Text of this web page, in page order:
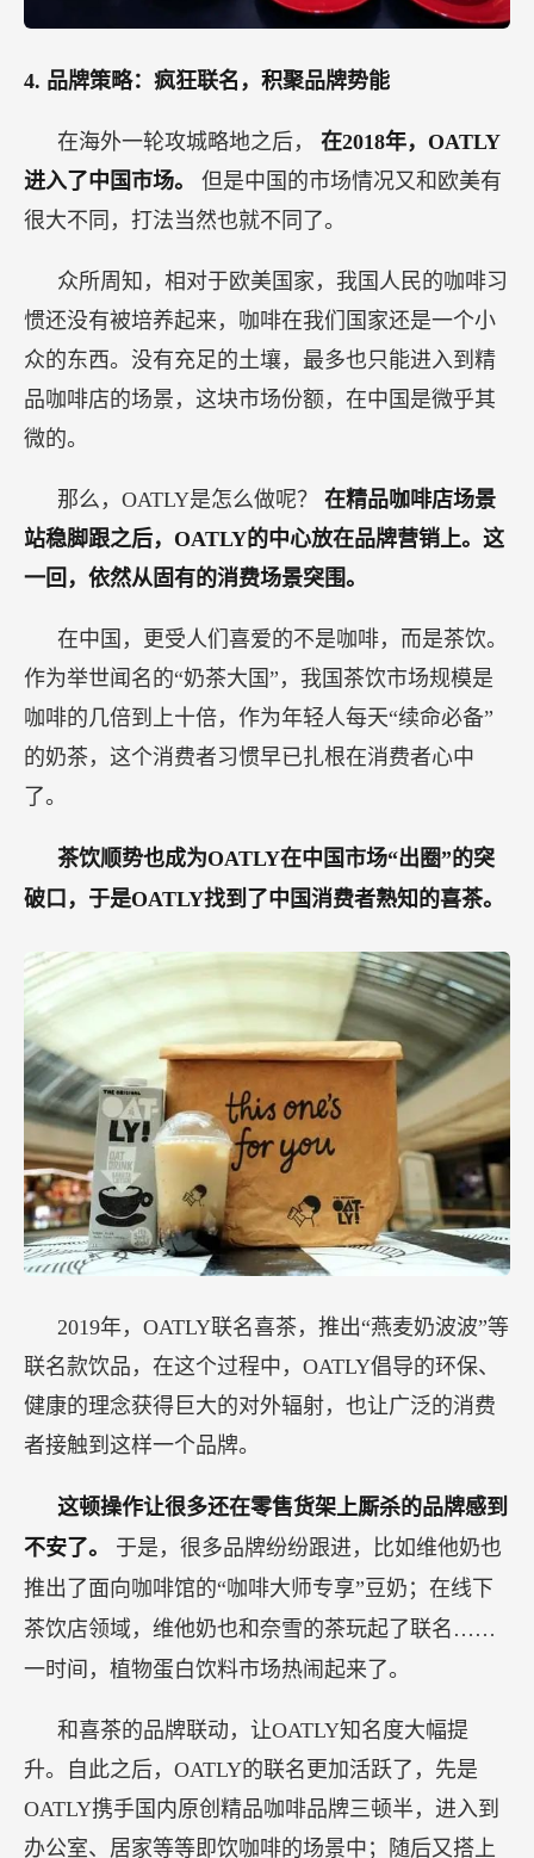
4. 品牌策略：疯狂联名，积聚品牌势能
在海外一轮攻城略地之后， 在2018年，OATLY
进入了中国市场。 但是中国的市场情况又和欧美有
很大不同，打法当然也就不同了。
众所周知，相对于欧美国家，我国人民的咖啡习
惯还没有被培养起来，咖啡在我们国家还是一个小
众的东西。没有充足的土壤，最多也只能进入到精
品咖啡店的场景，这块市场份额，在中国是微乎其
微的。
那么，OATLY是怎么做呢？ 在精品咖啡店场景
站稳脚跟之后，OATLY的中心放在品牌营销上。这
一回，依然从固有的消费场景突围。
在中国，更受人们喜爱的不是咖啡，而是茶饮。
作为举世闻名的“奶茶大国”，我国茶饮市场规模是
咖啡的几倍到上十倍，作为年轻人每天“续命必备”
的奶茶，这个消费者习惯早已扎根在消费者心中
了。
茶饮顺势也成为OATLY在中国市场“出圈”的突
破口，于是OATLY找到了中国消费者熟知的喜茶。
2019年，OATLY联名喜茶，推出“燕麦奶波波”等
联名款饮品，在这个过程中，OATLY倡导的环保、
健康的理念获得巨大的对外辐射，也让广泛的消费
者接触到这样一个品牌。
这顿操作让很多还在零售货架上厮杀的品牌感到
不安了。 于是，很多品牌纷纷跟进，比如维他奶也
推出了面向咖啡馆的“咖啡大师专享”豆奶；在线下
茶饮店领域，维他奶也和奈雪的茶玩起了联名……
一时间，植物蛋白饮料市场热闹起来了。
和喜茶的品牌联动，让OATLY知名度大幅提
升。自此之后，OATLY的联名更加活跃了，先是
OATLY携手国内原创精品咖啡品牌三顿半，进入到
办公室、居家等等即饮咖啡的场景中；随后又搭上